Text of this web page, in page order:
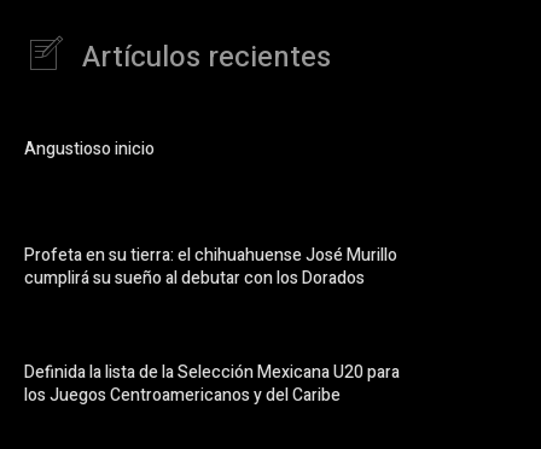
Artículos recientes
Angustioso inicio
Profeta en su tierra: el chihuahuense José Murillo
cumplirá su sueño al debutar con los Dorados
Definida la lista de la Selección Mexicana U20 para
los Juegos Centroamericanos y del Caribe